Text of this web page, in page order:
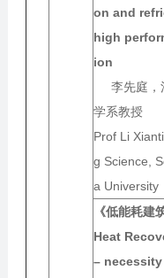
on and
high
ion
李先庭，
学系教授
Prof Li
g Science,
a University
《低能耗
Heat
–